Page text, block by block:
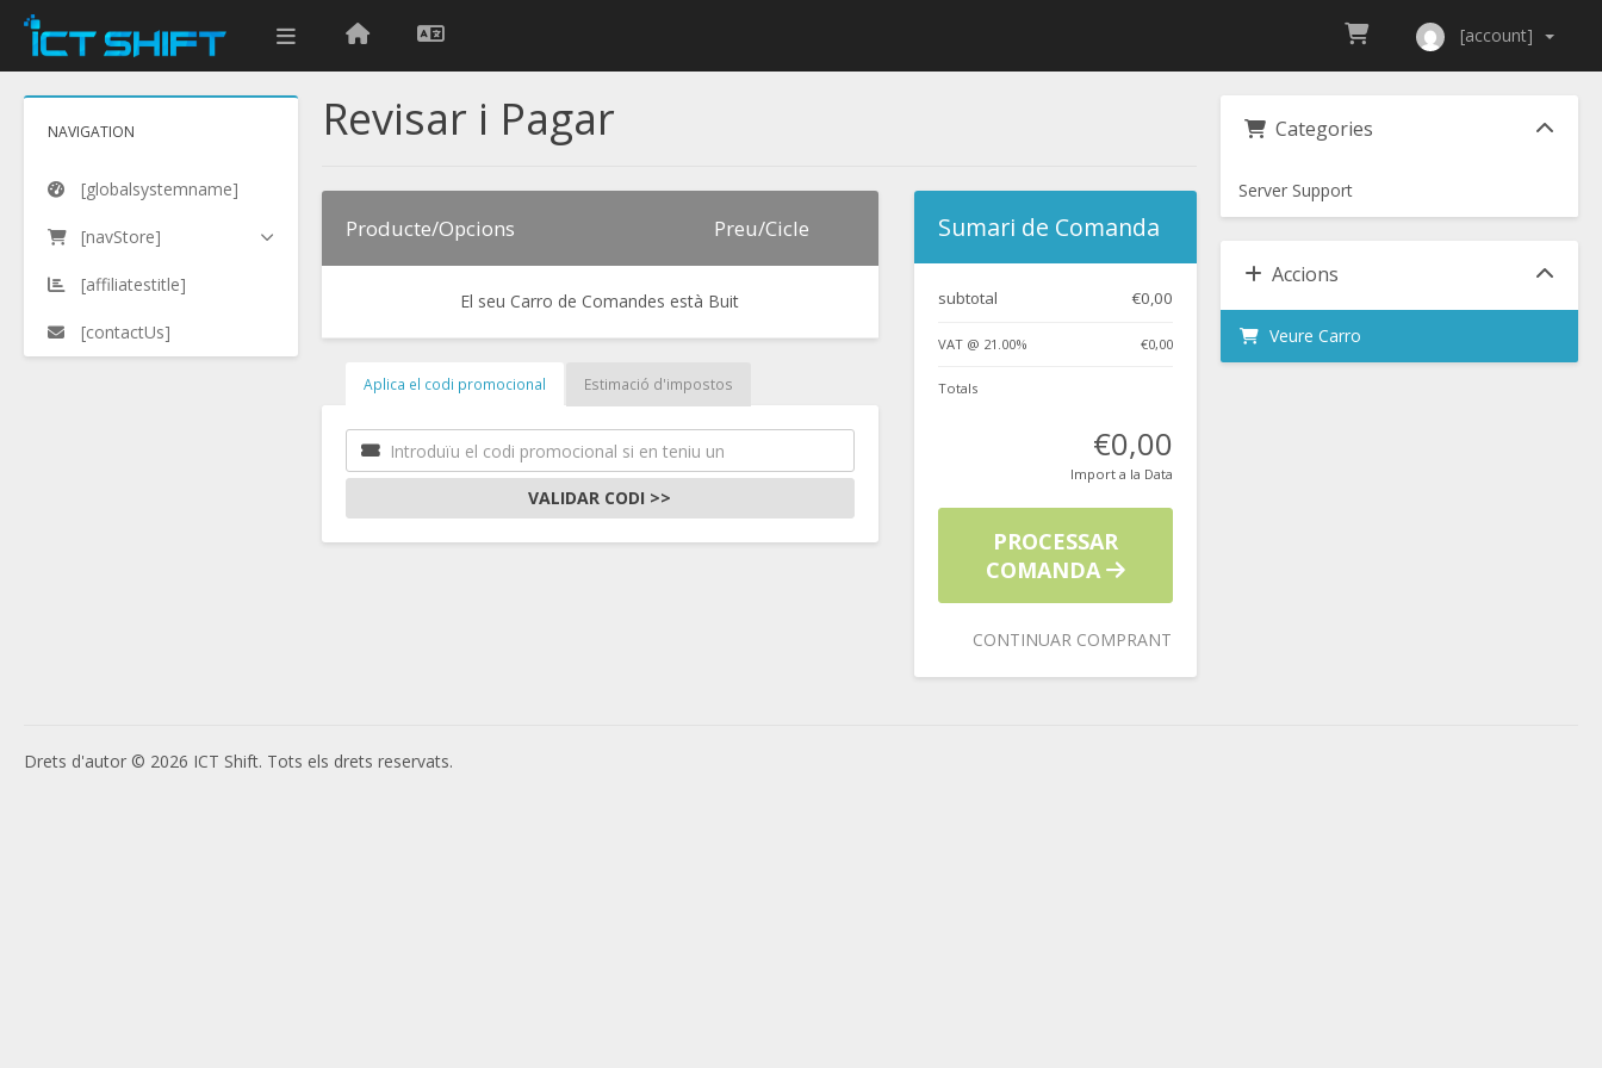
[account]
NAVIGATION
[globalsystemname]
[navStore]
[affiliatestitle]
[contactUs]
Revisar i Pagar
Producte/Opcions Preu/Cicle
El seu Carro de Comandes està Buit
Aplica el codi promocional Estimació d'impostos
VALIDAR CODI >>
Sumari de Comanda
subtotal €0,00
VAT @ 21.00% €0,00
Totals
€0,00
Import a la Data
PROCESSAR
COMANDA
CONTINUAR COMPRANT
Categories
Server Support
Accions
Veure Carro
Drets d'autor © 2026 ICT Shift. Tots els drets reservats.